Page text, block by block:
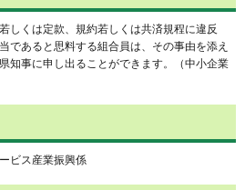
しくは定款、規約若しくは共済規程に違反
であると思料する組合員は、その事由を添え
知事に申し出ることができます。（中小企業
ビス産業振興係